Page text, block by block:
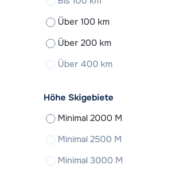
Über 100 km
Über 200 km
Über 400 km
Höhe Skigebiete
Minimal 2000 M
Minimal 2500 M
Minimal 3000 M